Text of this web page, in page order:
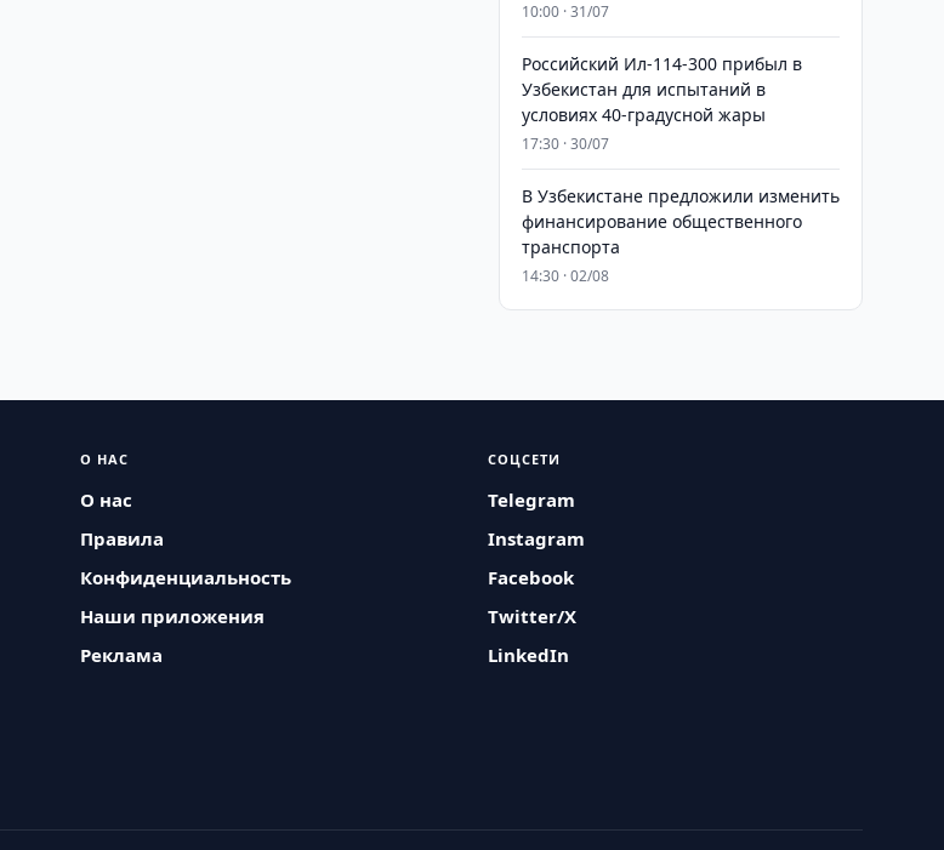
10:00 · 31/07
Российский Ил-114-300 прибыл в
Узбекистан для испытаний в
условиях 40-градусной жары
17:30 · 30/07
В Узбекистане предложили изменить
финансирование общественного
транспорта
14:30 · 02/08
О НАС
О нас
Правила
Конфиденциальность
Наши приложения
Реклама
СОЦСЕТИ
Telegram
Instagram
Facebook
Twitter/X
LinkedIn